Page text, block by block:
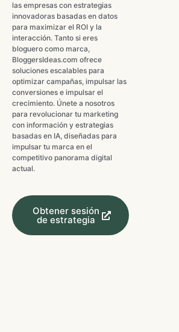
las empresas con estrategias
innovadoras basadas en datos
para maximizar el ROI y la
interacción. Tanto si eres
bloguero como marca,
BloggersIdeas.com ofrece
soluciones escalables para
optimizar campañas, impulsar las
conversiones e impulsar el
crecimiento. Únete a nosotros
para revolucionar tu marketing
con información y estrategias
basadas en IA, diseñadas para
impulsar tu marca en el
competitivo panorama digital
actual.
Obtener sesión
de estrategia